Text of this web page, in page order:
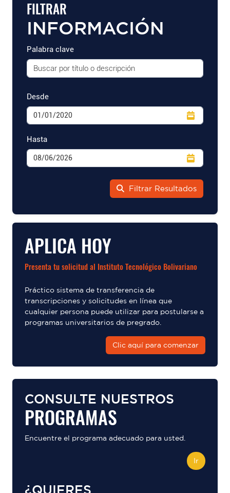
FILTRAR
INFORMACIÓN
Palabra clave
Desde
Hasta
Filtrar Resultados
APLICA HOY
Presenta tu solicitud al Instituto Tecnológico Bolivariano
Práctico sistema de transferencia de
transcripciones y solicitudes en línea que
cualquier persona puede utilizar para postularse a
programas universitarios de pregrado.
Clic aquí para comenzar
CONSULTE NUESTROS
PROGRAMAS
Encuentre el programa adecuado para usted.
Ir
¿QUIERES